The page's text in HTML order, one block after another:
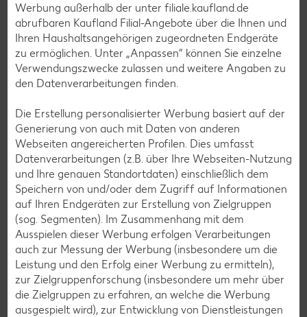
Grill-Rezepte
Muffin-Rezepte
Apfelkuchen-Rezepte
Torten-Rezepte
Eis-Rezepte
Pfannkuchen-Rezepte
Plätzchen-Rezepte
Smoothie-Rezepte
Bowle-Rezepte
Cocktail-Rezepte
Avocado-Rezepte
Werbung außerhalb der unter filiale.kaufland.de
abrufbaren Kaufland Filial-Angebote über die Ihnen und
Ihren Haushaltsangehörigen zugeordneten Endgeräte
zu ermöglichen. Unter „Anpassen“ können Sie einzelne
Verwendungszwecke zulassen und weitere Angaben zu
den Datenverarbeitungen finden.
Die Erstellung personalisierter Werbung basiert auf der
Generierung von auch mit Daten von anderen
Webseiten angereicherten Profilen. Dies umfasst
Datenverarbeitungen (z.B. über Ihre Webseiten-Nutzung
und Ihre genauen Standortdaten) einschließlich dem
Speichern von und/oder dem Zugriff auf Informationen
auf Ihren Endgeräten zur Erstellung von Zielgruppen
(sog. Segmenten). Im Zusammenhang mit dem
Ausspielen dieser Werbung erfolgen Verarbeitungen
auch zur Messung der Werbung (insbesondere um die
Leistung und den Erfolg einer Werbung zu ermitteln),
zur Zielgruppenforschung (insbesondere um mehr über
die Zielgruppen zu erfahren, an welche die Werbung
ausgespielt wird), zur Entwicklung von Dienstleistungen